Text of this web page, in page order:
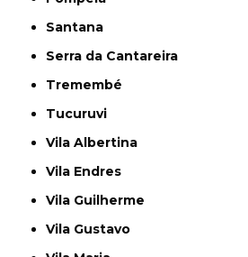
Santana
Serra da Cantareira
Tremembé
Tucuruvi
Vila Albertina
Vila Endres
Vila Guilherme
Vila Gustavo